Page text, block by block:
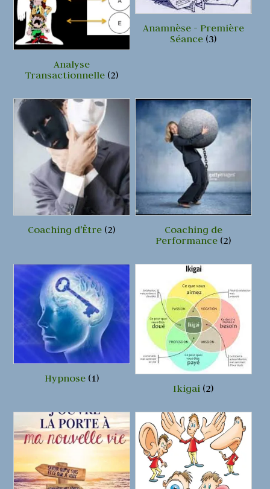
Analyse
Transactionnelle (2)
Anamnèse - Première
Séance (3)
Coaching d'Être (2)
Coaching de
Performance (2)
Hypnose (1)
Ikigai (2)